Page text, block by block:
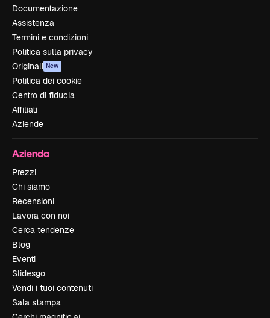
Documentazione
Assistenza
Termini e condizioni
Politica sulla privacy
Originali New
Politica dei cookie
Centro di fiducia
Affiliati
Aziende
Azienda
Prezzi
Chi siamo
Recensioni
Lavora con noi
Cerca tendenze
Blog
Eventi
Slidesgo
Vendi i tuoi contenuti
Sala stampa